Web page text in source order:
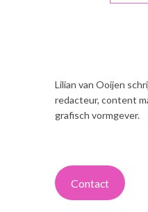
Lilian van Ooijen
redacteur, content
grafisch vormgever.
Contact